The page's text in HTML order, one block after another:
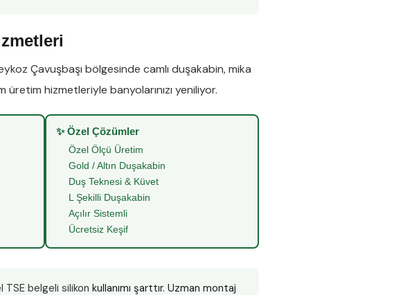
Çavuşbaşı bölgesinde camlı duşakabin,mika
üretim hizmetleriyle banyolarınızı yeniliyor.
✨ Özel Çözümler
Özel Ölçü Üretim
Gold / Altın Duşakabin
Duş Teknesi & Küvet
L Şekilli Duşakabin
Açılır Sistemli
Ücretsiz Keşif
belgeli silikon kullanımı şarttır. Uzman montaj